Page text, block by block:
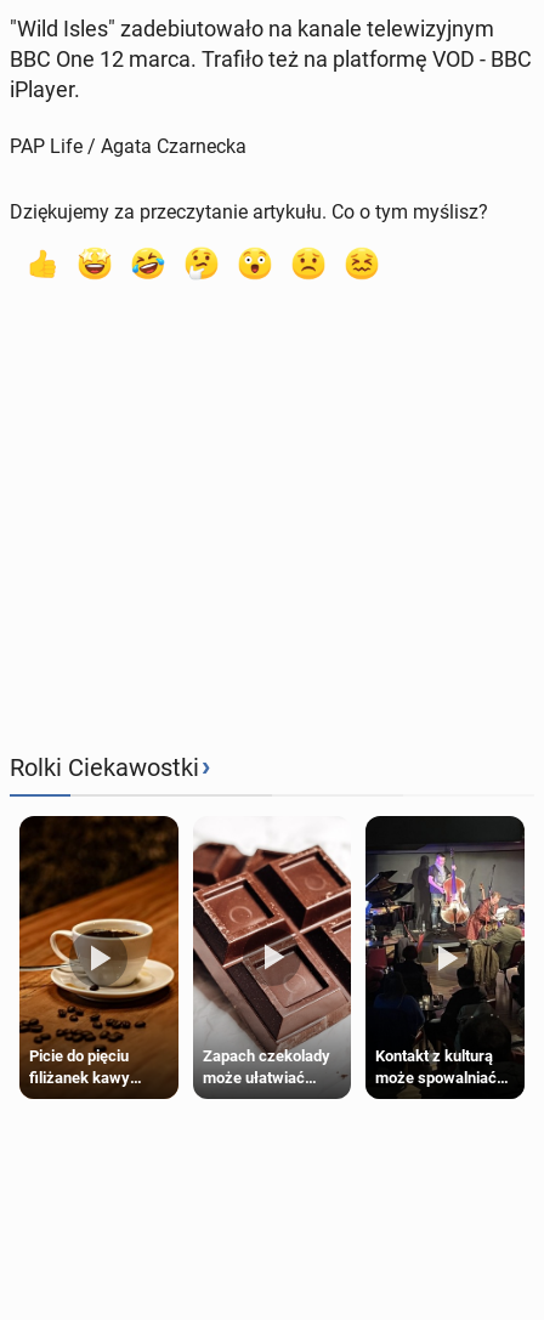
"Wild Isles" za­de­biu­to­wa­ło na kanale te­le­wi­zyj­nym
BBC One 12 marca. Trafiło też na plat­for­mę VOD - BBC
iPlayer.
PAP Life / Agata Czarnecka
Dziękujemy za przeczytanie artykułu. Co o tym myślisz?
Rolki Ciekawostki›
Picie do pięciu
filiżanek kawy
dziennie jest
Zapach czekolady
może ułatwiać
trening siłowy
Kontakt z kulturą
może spowalniać
starzenie